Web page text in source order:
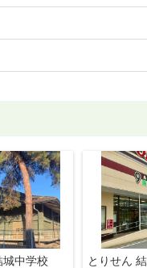
中学校
とりせん